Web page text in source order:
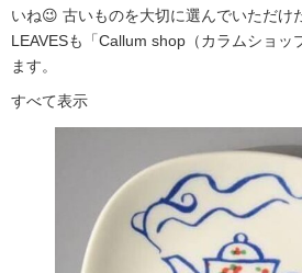
いね😉 古いものを大切に選んでいただけ
LEAVESも「Callum shop（カラムショッ
ます。
すべて表示